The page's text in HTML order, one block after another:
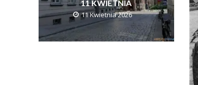
11 KWIETNIA
11 Kwietnia 2026